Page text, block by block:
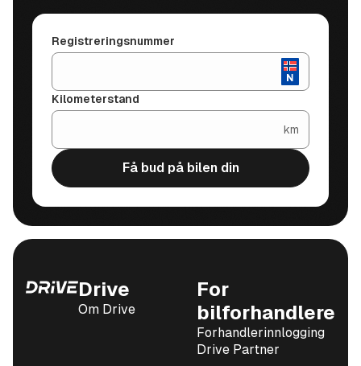
Registreringsnummer
Kilometerstand
km
Få bud på bilen din
Drive
Om Drive
For
bilforhandlere
Forhandlerinnlogging
Drive Partner